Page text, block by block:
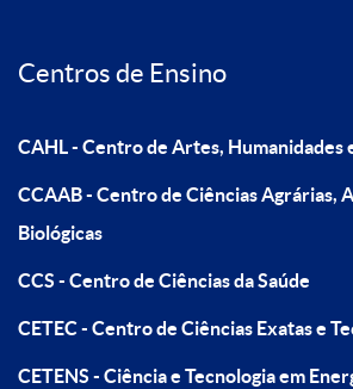
Centros de Ensino
CAHL - Centro de Artes, Humanidades
CCAAB - Centro de Ciências Agrárias,
Biológicas
CCS - Centro de Ciências da Saúde
CETEC - Centro de Ciências Exatas e
CETENS - Ciência e Tecnologia em